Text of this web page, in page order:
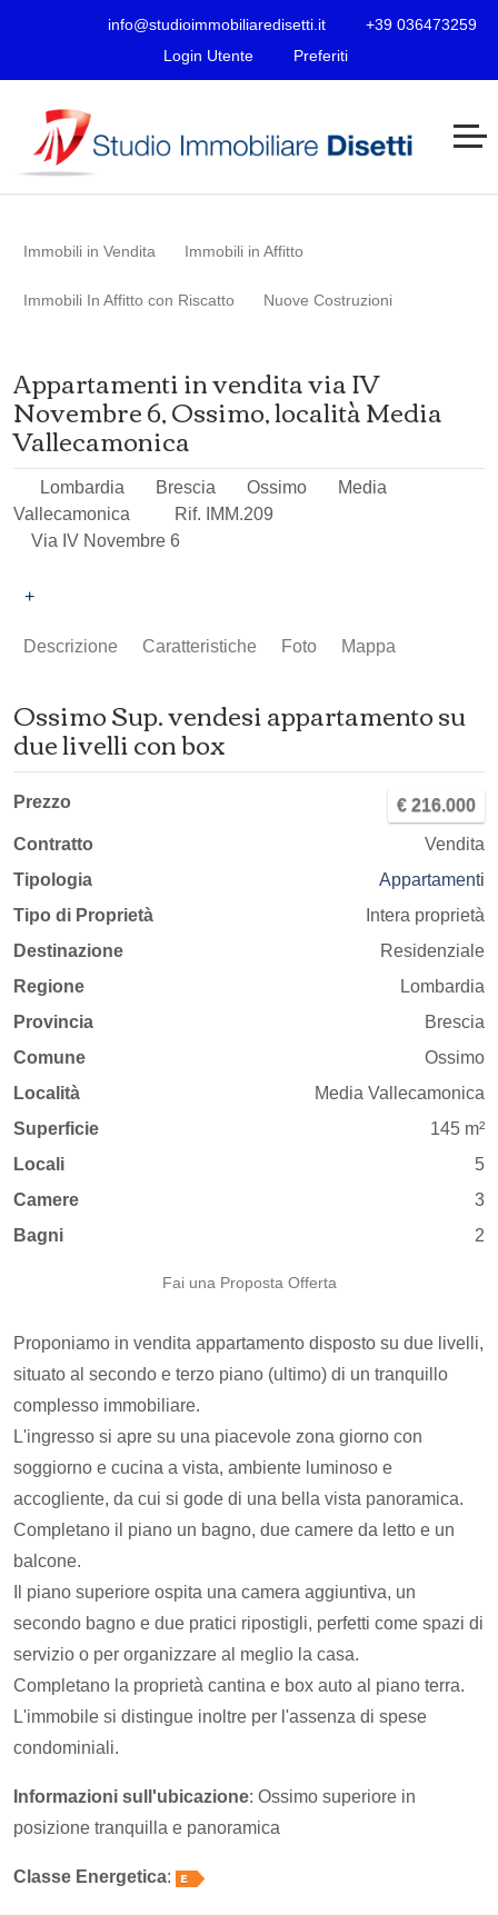
info@studioimmobiliaredisetti.it
+39 036473259
Login Utente
Preferiti
Immobili in Vendita Immobili in Affitto
Immobili In Affitto con Riscatto Nuove Costruzioni
Appartamenti in vendita via IV
Novembre 6, Ossimo, località Media
Vallecamonica
Lombardia Brescia Ossimo
Media
Vallecamonica
Rif. IMM.209
Via IV Novembre 6
+
Descrizione Caratteristiche Foto Mappa
Ossimo Sup. vendesi appartamento su
due livelli con box
Prezzo € 216.000
Contratto
Vendita
Tipologia
Appartamenti
Tipo di Proprietà
Intera proprietà
Destinazione
Residenziale
Regione
Lombardia
Provincia
Brescia
Comune
Ossimo
Località
Media Vallecamonica
Superficie
145 m²
Locali
5
Camere
3
Bagni
2
Fai una Proposta Offerta
Proponiamo in vendita appartamento disposto su due livelli,
situato al secondo e terzo piano (ultimo) di un tranquillo
complesso immobiliare.
L'ingresso si apre su una piacevole zona giorno con
soggiorno e cucina a vista, ambiente luminoso e
accogliente, da cui si gode di una bella vista panoramica.
Completano il piano un bagno, due camere da letto e un
balcone.
Il piano superiore ospita una camera aggiuntiva, un
secondo bagno e due pratici ripostigli, perfetti come spazi di
servizio o per organizzare al meglio la casa.
Completano la proprietà cantina e box auto al piano terra.
L'immobile si distingue inoltre per l'assenza di spese
condominiali.
Informazioni sull'ubicazione: Ossimo superiore in
posizione tranquilla e panoramica
Classe Energetica: